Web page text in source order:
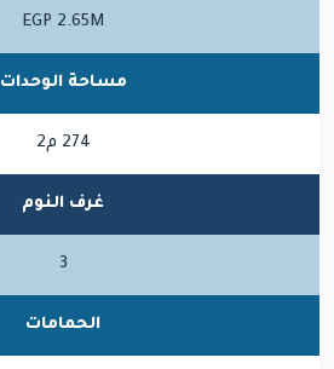
EGP 2.65M
مساحة الوحدات
274 م2
غرف النوم
3
الحمامات